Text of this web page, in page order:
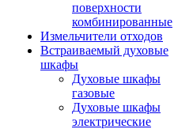
поверхности
комбинированные
Измельчители отходов
Встраиваемый духовые
шкафы
Духовые шкафы
газовые
Духовые шкафы
электрические